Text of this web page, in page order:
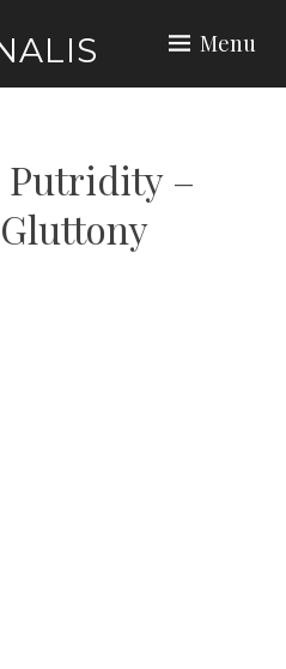
Menu
Putridity –